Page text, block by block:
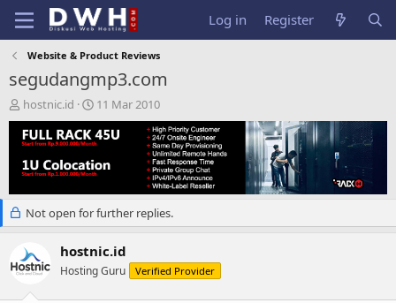
Log in Register
Website & Product Reviews
segudangmp3.com
T
h
r
e
a
s
a
r
t
e
r
hostnic.id
S
t
a
r
t
a
t
e
11 Mar 2010
Not open for further replies.
hostnic.id
Hosting Guru Verified Provider